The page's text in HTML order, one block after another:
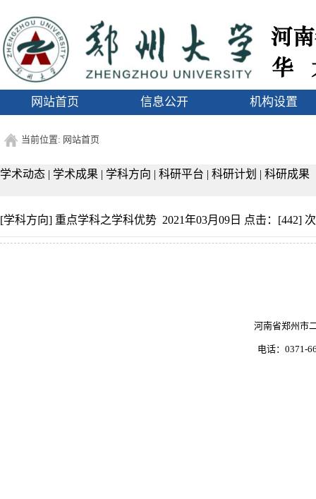
网站首页 信息公开 机构设置
当前位置: 网站首页
学术动态 | 学术成果 | 学科方向 | 科研平台 | 科研计划 | 科研成果
[学科方向] 重点学科之学科优势 2021年03月09日 点击：[442] 次
河南省郑州市
电话：0371-